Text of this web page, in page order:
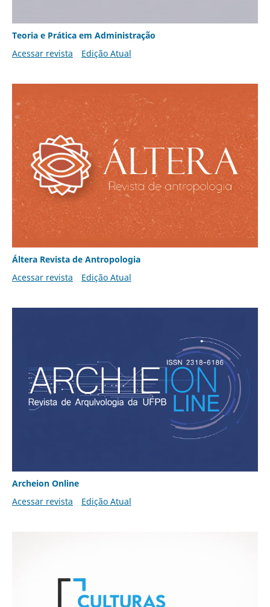
Teoria e Prática em Administração
Acessar revista
Edição Atual
Áltera Revista de Antropologia
Acessar revista
Edição Atual
Archeion Online
Acessar revista
Edição Atual